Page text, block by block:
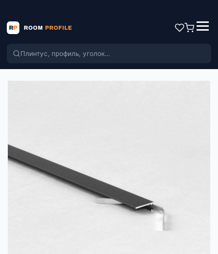
Поиск по каталогу